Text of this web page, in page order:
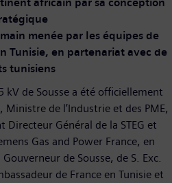
menée par les équipes de
Tunisie, en partenariat avec de
tunisiens
de Sousse a été officiellement
de l’Industrie et des PME,
Général de la STEG et
Gas and Power France, en
de Sousse, de S. Exc.
de France en Tunisie et